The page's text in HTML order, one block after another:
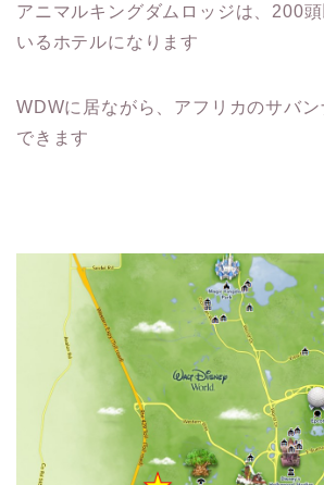
アニマルキングダムロッジは、200
いるホテルになります
WDWに居ながら、アフリカのサバ
できます